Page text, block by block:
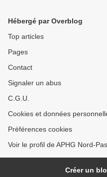
Hébergé par Overblog
Top articles
Pages
Contact
Signaler un abus
C.G.U.
Cookies et données
Préférences cookies
Voir le profil de APHG Nord-
Créer un